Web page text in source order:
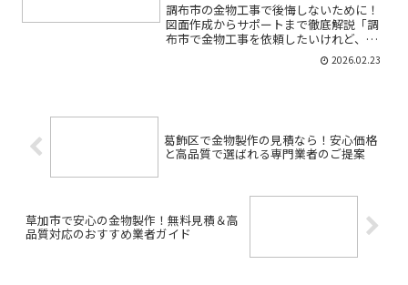
調布市の金物工事で後悔しないために！
図面作成からサポートまで徹底解説「調
布市で金物工事を依頼したいけれど、ど
こに相談すればいいのか分からない」
「図面や寸法に自信がなく、施工ミスが
2026.02.23
葛飾区で金物製作の見積なら！安心価格
と高品質で選ばれる専門業者のご提案
草加市で安心の金物製作！無料見積＆高
品質対応のおすすめ業者ガイド